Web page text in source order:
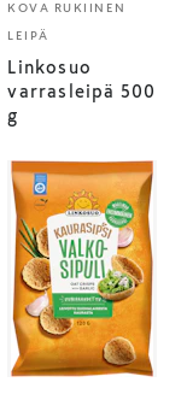
KOVA RUKIINEN
LEIPÄ
Linkosuo
varrasleipä 500
g